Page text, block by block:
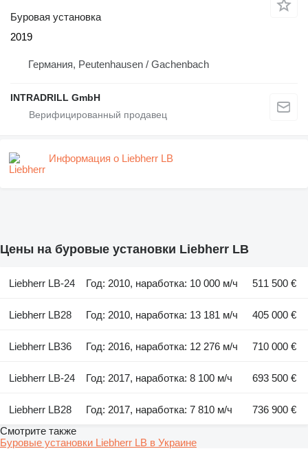
Буровая установка
2019
Германия, Peutenhausen / Gachenbach
INTRADRILL GmbH
Информация о Liebherr LB
Цены на буровые установки Liebherr LB
Liebherr LB-24 Год: 2010, наработка: 10 000 м/ч 511 500 €
Liebherr LB28 Год: 2010, наработка: 13 181 м/ч 405 000 €
Liebherr LB36 Год: 2016, наработка: 12 276 м/ч 710 000 €
Liebherr LB-24 Год: 2017, наработка: 8 100 м/ч 693 500 €
Liebherr LB28 Год: 2017, наработка: 7 810 м/ч
736 900 €
Смотрите также
Буровые установки Liebherr LB в Украине